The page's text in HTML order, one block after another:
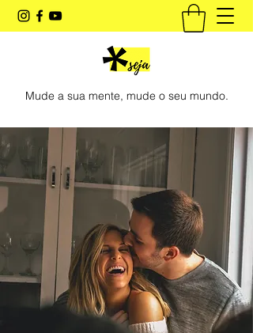
Mude a sua mente, mude o seu mundo.